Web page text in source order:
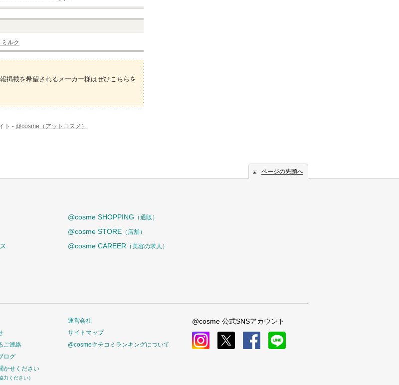
ルク
掲載を希望されるメーカー様はぜひこちらを
ト - @cosme（アットコスメ）
ページの先頭へ
@cosme SHOPPING （通販）
@cosme STORE （店舗）
@cosme CAREER （美容の求人）
ご連絡
ログ
かせください
力ください）
運営会社
サイトマップ
@cosmeクチコミランキングについて
@cosme 公式SNSアカウント